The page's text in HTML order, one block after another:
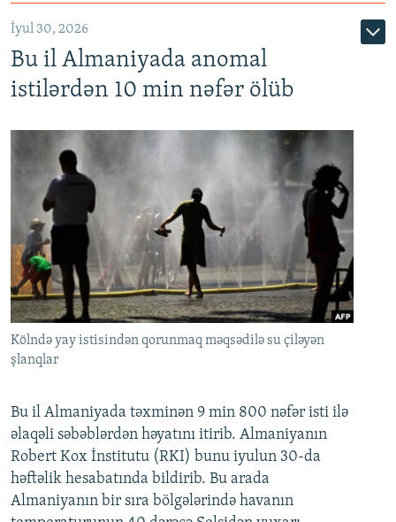
İyul 30, 2026
Bu il Almaniyada anomal
istilərdən 10 min nəfər ölüb
Kölndə yay istisindən qorunmaq məqsədilə su çiləyən
şlanqlar
Bu il Almaniyada təxminən 9 min 800 nəfər isti ilə
əlaqəli səbəblərdən həyatını itirib. Almaniyanın
Robert Kox İnstitutu (RKI) bunu iyulun 30-da
həftəlik hesabatında bildirib. Bu arada
Almaniyanın bir sıra bölgələrində havanın